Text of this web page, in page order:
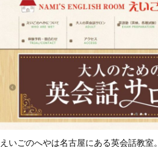
えいごのへやは名古屋にある英会話教室。